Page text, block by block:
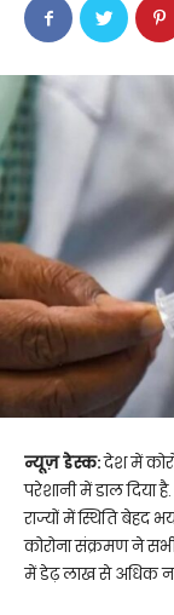
न्यूज़ डेस्क:देश में
परेशानी में डाल दिया
राज्यों में स्थिति बेहद
कोरोना संक्रमण ने
में डेढ़ लाख से अधिक